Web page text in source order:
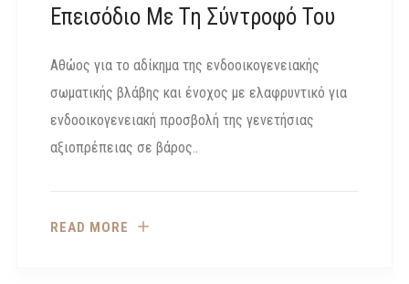
Επεισόδιο Με Τη Σύντροφό Του
Αθώος για το αδίκημα της ενδοοικογενειακής
σωματικής βλάβης και ένοχος με ελαφρυντικό για
ενδοοικογενειακή προσβολή της γενετήσιας
αξιοπρέπειας σε βάρος..
READ MORE